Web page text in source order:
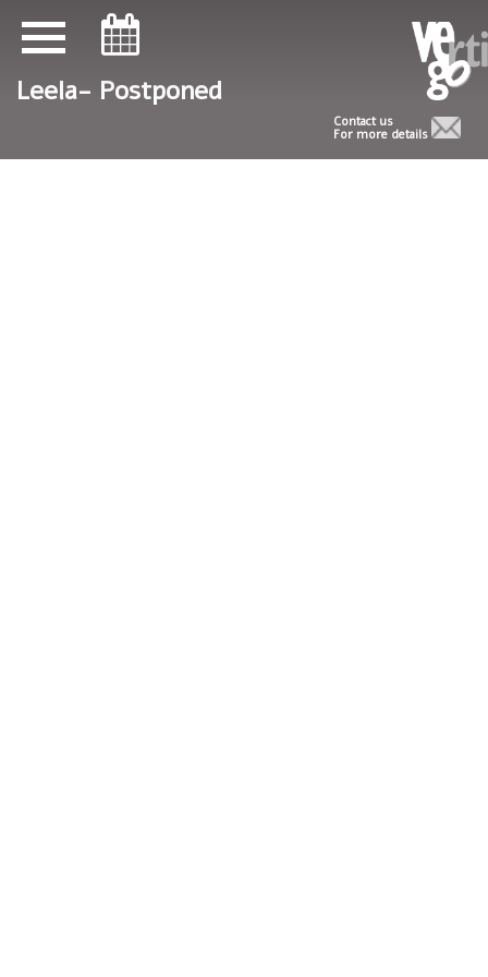
Leela- Postponed
Contact us
For more details
ניווט במקלדת